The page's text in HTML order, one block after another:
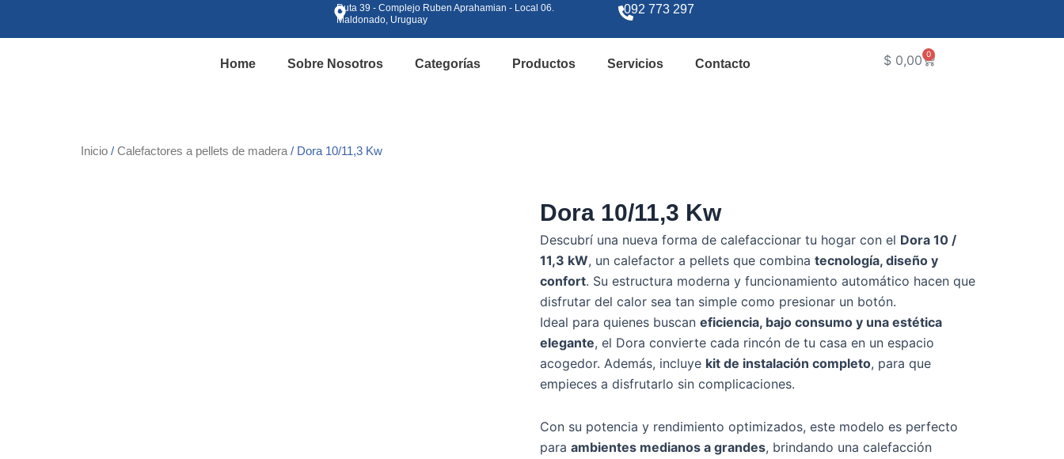
Ruta 39 - Complejo Ruben Aprahamian - Local 06.
Maldonado, Uruguay
092 773 297
Home Sobre Nosotros Categorías Productos Servicios Contacto $ 0,00 0
Cart
Inicio / Calefactores a pellets de madera/ Dora 10/11,3 Kw
Dora 10/11,3 Kw
Descubrí una nueva forma de calefaccionar tu hogar con el Dora 10 /
11,3 kW, un calefactor a pellets que combina tecnología, diseño y
confort. Su estructura moderna y funcionamiento automático hacen que
disfrutar del calor sea tan simple como presionar un botón.
Ideal para quienes buscan eficiencia, bajo consumo y una estética
elegante, el Dora convierte cada rincón de tu casa en un espacio
acogedor. Además, incluye kit de instalación completo, para que
empieces a disfrutarlo sin complicaciones.
Con su potencia y rendimiento optimizados, este modelo es perfecto
para ambientes medianos a grandes, brindando una calefacción